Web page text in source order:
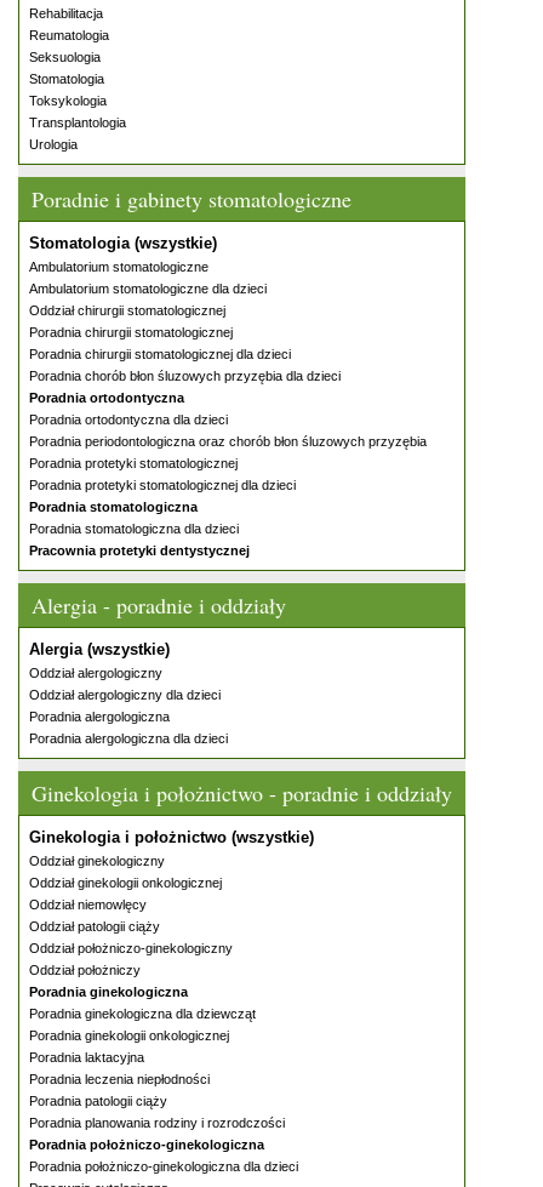
Rehabilitacja
Reumatologia
Seksuologia
Stomatologia
Toksykologia
Transplantologia
Urologia
Poradnie i gabinety stomatologiczne
Stomatologia (wszystkie)
Ambulatorium stomatologiczne
Ambulatorium stomatologiczne dla dzieci
Oddział chirurgii stomatologicznej
Poradnia chirurgii stomatologicznej
Poradnia chirurgii stomatologicznej dla dzieci
Poradnia chorób błon śluzowych przyzębia dla dzieci
Poradnia ortodontyczna
Poradnia ortodontyczna dla dzieci
Poradnia periodontologiczna oraz chorób błon śluzowych przyzębia
Poradnia protetyki stomatologicznej
Poradnia protetyki stomatologicznej dla dzieci
Poradnia stomatologiczna
Poradnia stomatologiczna dla dzieci
Pracownia protetyki dentystycznej
Alergia - poradnie i oddziały
Alergia (wszystkie)
Oddział alergologiczny
Oddział alergologiczny dla dzieci
Poradnia alergologiczna
Poradnia alergologiczna dla dzieci
Ginekologia i położnictwo - poradnie i oddziały
Ginekologia i położnictwo (wszystkie)
Oddział ginekologiczny
Oddział ginekologii onkologicznej
Oddział niemowlęcy
Oddział patologii ciąży
Oddział położniczo-ginekologiczny
Oddział położniczy
Poradnia ginekologiczna
Poradnia ginekologiczna dla dziewcząt
Poradnia ginekologii onkologicznej
Poradnia laktacyjna
Poradnia leczenia niepłodności
Poradnia patologii ciąży
Poradnia planowania rodziny i rozrodczości
Poradnia położniczo-ginekologiczna
Poradnia położniczo-ginekologiczna dla dzieci